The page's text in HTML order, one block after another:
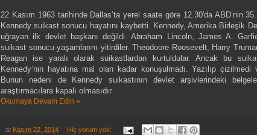
22 Kasım 1963 tarihinde Dallas’ta yerel saate göre 12.30′da ABD’nin
Kennedy suikast sonucu hayatını kaybetti. Kennedy, Amerika Birleşik
uğrayan ilk devlet başkanı değildi. Abraham Lincoln, James A.
suikast sonucu yaşamlarını yitirdiler. Theodoore Roosevelt, Harry
Reagan ise yaralı olarak suikastlardan kurtuldular. Ancak bu
Kennedy’nin hayatına mal olan kadar konuşulmadı. Yazılıp çizilmedi
Bunun nedeni de Kennedy suikastının devlet arşivlerindeki
araştırmacılara kapalı olmasıdır.
Okumaya Devam Edin »
at Kasım 22, 2014 Hiç yorum yok: